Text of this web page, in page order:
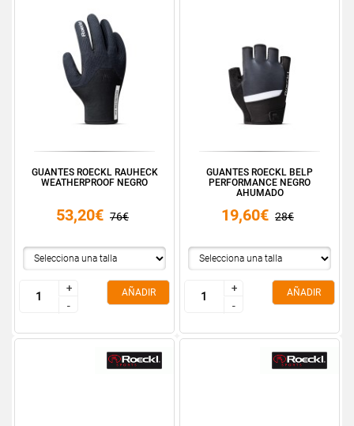
GUANTES ROECKL RAUHECK
WEATHERPROOF NEGRO
53,20€ 76€
+
-
+
-
AÑADIR
GUANTES ROECKL BELP
PERFORMANCE NEGRO
AHUMADO
19,60€ 28€
+
-
+
-
AÑADIR